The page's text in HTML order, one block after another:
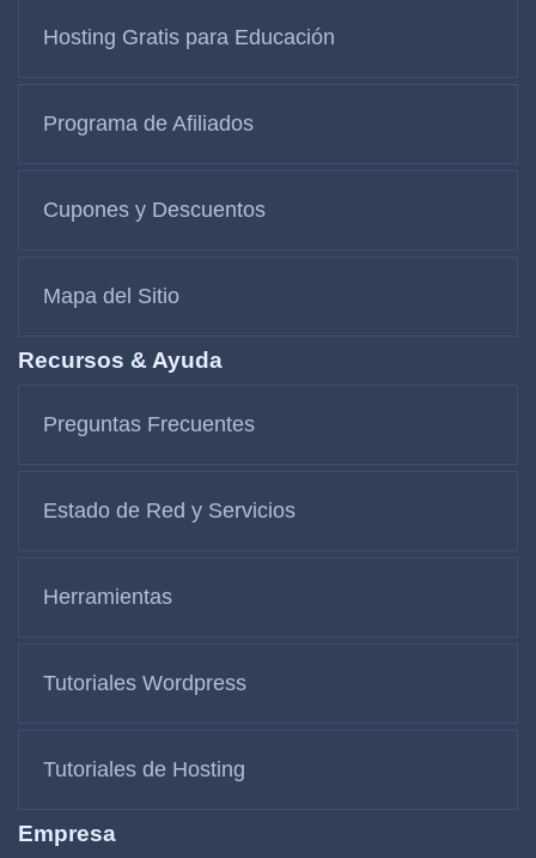
Hosting Gratis para Educación
Programa de Afiliados
Cupones y Descuentos
Mapa del Sitio
Recursos & Ayuda
Preguntas Frecuentes
Estado de Red y Servicios
Herramientas
Tutoriales Wordpress
Tutoriales de Hosting
Empresa